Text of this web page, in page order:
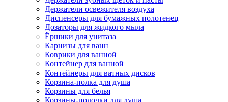
Держатели освежителя воздуха
Диспенсеры для бумажных полотенец
Дозаторы для жидкого мыла
Ёршики для унитаза
Карнизы для ванн
Коврики для ванной
Контейнер для ванной
Контейнеры для ватных дисков
Корзина-полка для душа
Корзины для белья
Корзины-полочки для душа